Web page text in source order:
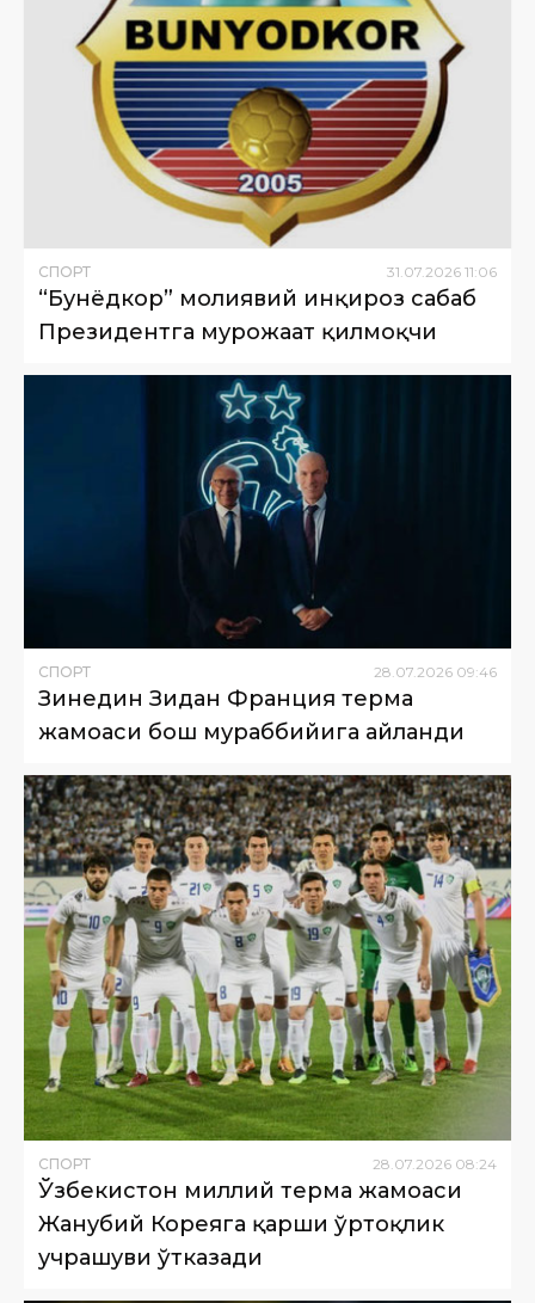
СПОРТ 31 07 2026 11:06
“Бунёдкор” молиявий инқироз сабаб
Президентга мурожаат қилмоқчи
СПОРТ 28.07.2026 09:46
Зинедин Зидан Франция терма
жамоаси бош мураббийига айланди
СПОРТ 28.07.2026 08:24
Ўзбекистон миллий терма жамоаси
Жанубий Кореяга қарши ўртоқлик
учрашуви ўтказади